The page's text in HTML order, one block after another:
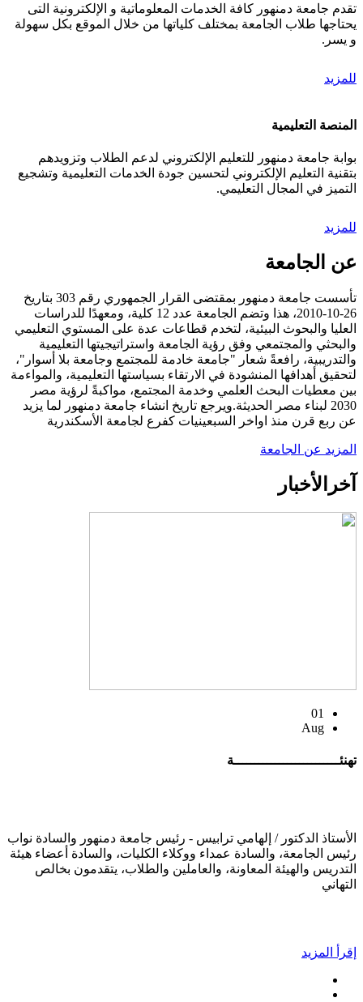
تقدم جامعة دمنهور كافة الخدمات المعلوماتية و الإلكترونية التى
يحتاجها طلاب الجامعة بمختلف كلياتها من خلال الموقع بكل سهولة
و يسر.
للمزيد
المنصة التعليمية
بوابة جامعة دمنهور للتعليم الإلكتروني لدعم الطلاب وتزويدهم
بتقنية التعليم الإلكتروني لتحسين جودة الخدمات التعليمية وتشجيع
التميز في المجال التعليمي.
للمزيد
عن الجامعة
تأسست جامعة دمنهور بمقتضى القرار الجمهوري رقم 303 بتاريخ
26-10-2010، هذا وتضم الجامعة عدد 12 كلية، ومعهدًا للدراسات
العليا والبحوث البيئية، لتخدم قطاعات عدة على المستوي التعليمي
والبحثي والمجتمعي وفق رؤية الجامعة واستراتيجيتها التعليمية
والتدريبية، رافعةً شعار "جامعة خادمة للمجتمع وجامعة بلا أسوار"،
لتحقيق أهدافها المنشودة في الارتقاء بسياستها التعليمية، والمواءمة
بين معطيات البحث العلمي وخدمة المجتمع، مواكبةً لرؤية مصر
2030 لبناء مصر الحديثة.ويرجع تاريخ انشاء جامعة دمنهور لما يزيد
عن ربع قرن منذ اواخر السبعينيات كفرع لجامعة الأسكندرية
المزيد عن الجامعة
آخر الأخبار
01
Aug
تهنئــــــــــــــــــــــــــة
الأستاذ الدكتور / إلهامي ترابيس - رئيس جامعة دمنهور والسادة نواب
رئيس الجامعة، والسادة عمداء ووكلاء الكليات، والسادة أعضاء هيئة
التدريس والهيئة المعاونة، والعاملين والطلاب، يتقدمون بخالص
التهاني
إقرأ المزيد